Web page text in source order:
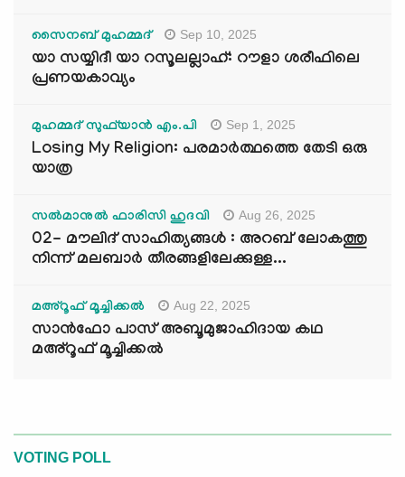
സൈനബ് മുഹമ്മദ് Sep 10, 2025
യാ സയ്യിദീ യാ റസൂലല്ലാഹ്: റൗളാ ശരീഫിലെ
പ്രണയകാവ്യം
മുഹമ്മദ് സുഫ്‌യാൻ എം.പി Sep 1, 2025
Losing My Religion: പരമാർത്ഥത്തെ തേടി ഒരു
യാത്ര
സൽമാനുൽ ഫാരിസി ഹുദവി Aug 26, 2025
02- മൗലിദ് സാഹിത്യങ്ങൾ : അറബ് ലോകത്തു
നിന്ന് മലബാർ തീരങ്ങളിലേക്കുള്ള...
മഅ്റൂഫ് മൂച്ചിക്കല്‍ Aug 22, 2025
സാൻഫോ പാസ് അബൂമുജാഹിദായ കഥ
മഅ്റൂഫ് മൂച്ചിക്കല്‍
VOTING POLL